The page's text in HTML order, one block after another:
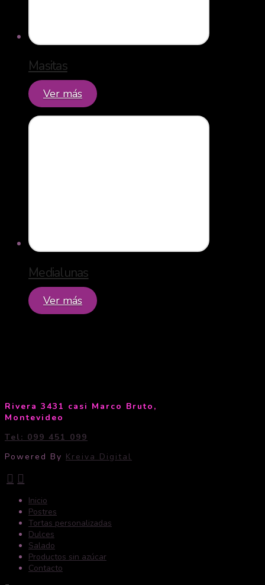
Masitas
Ver más
Medialunas
Ver más
Rivera 3431 casi Marco Bruto,
Montevideo
Tel: 099 451 099
Powered By Kreiva Digital
Inicio
Postres
Tortas personalizadas
Dulces
Salado
Productos sin azúcar
Contacto